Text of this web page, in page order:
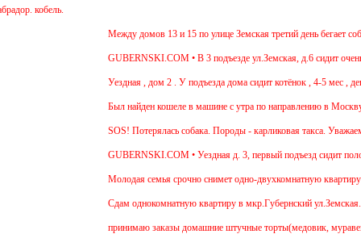
кобель.
Между домов 13 и 15 по улице Земская третий день бегает
GUBERNSKI.COM • В 3 подъезде ул.Земская, д.6 сидит
Уездная , дом 2 . У подъезда дома сидит котёнок , 4-5 мес ,
Был найден кошеле в машине с утра по направлению в
SOS! Потерялась собака. Породы - карликовая такса.
GUBERNSKI.COM • Уездная д. 3, первый подъезд сидит
Молодая семья срочно снимет одно-двухкомнатную квартиру
Cдам однокомнатную квартиру в мкр.Губернский ул.Земская.
принимаю заказы домашние штучные торты(медовик,